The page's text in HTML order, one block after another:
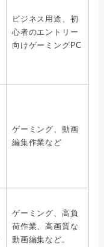
ビジネス用途、初
心者のエントリー
向けゲーミングPC
ゲーミング、動画
編集作業など
ゲーミング、高負
荷作業、高画質な
動画編集など。